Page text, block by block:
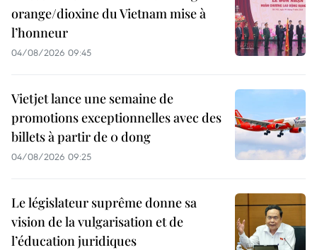
orange/dioxine du Vietnam mise à
l’honneur
04/08/2026 09:45
Vietjet lance une semaine de
promotions exceptionnelles avec des
billets à partir de 0 dong
04/08/2026 09:25
Le législateur suprême donne sa
vision de la vulgarisation et de
l’éducation juridiques